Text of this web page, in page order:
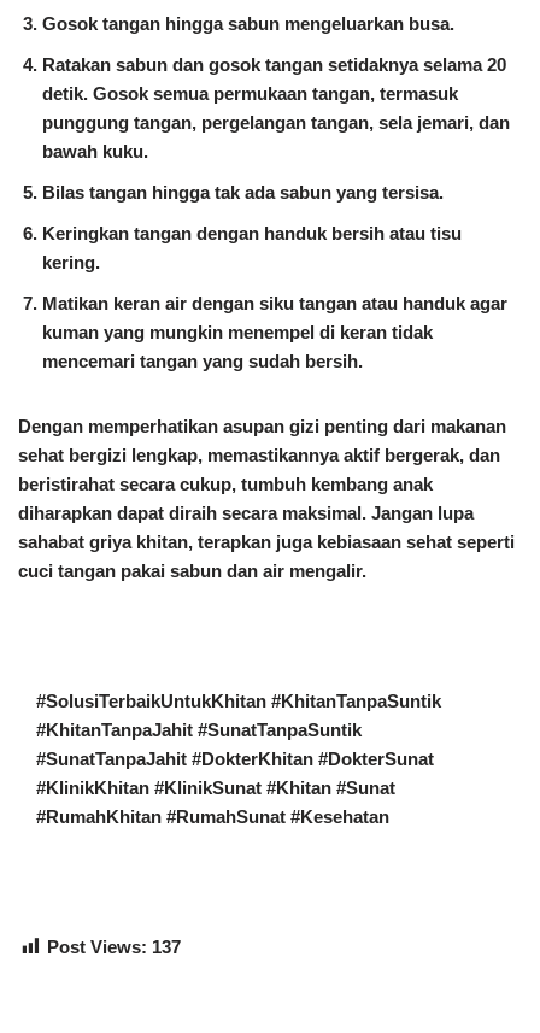
Gosok tangan hingga sabun mengeluarkan busa.
Ratakan sabun dan gosok tangan setidaknya selama 20
detik. Gosok semua permukaan tangan, termasuk
punggung tangan, pergelangan tangan, sela jemari, dan
bawah kuku.
Bilas tangan hingga tak ada sabun yang tersisa.
Keringkan tangan dengan handuk bersih atau tisu
kering.
Matikan keran air dengan siku tangan atau handuk agar
kuman yang mungkin menempel di keran tidak
mencemari tangan yang sudah bersih.
Dengan memperhatikan asupan gizi penting dari makanan
sehat bergizi lengkap, memastikannya aktif bergerak, dan
beristirahat secara cukup, tumbuh kembang anak
diharapkan dapat diraih secara maksimal. Jangan lupa
sahabat griya khitan, terapkan juga kebiasaan sehat seperti
cuci tangan pakai sabun dan air mengalir.
#SolusiTerbaikUntukKhitan #KhitanTanpaSuntik
#KhitanTanpaJahit #SunatTanpaSuntik
#SunatTanpaJahit #DokterKhitan #DokterSunat
#KlinikKhitan #KlinikSunat #Khitan #Sunat
#RumahKhitan #RumahSunat #Kesehatan
Post Views: 137